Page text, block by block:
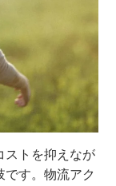
ストを抑えなが
です。物流アク